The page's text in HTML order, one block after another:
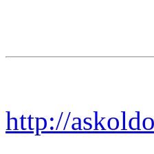
http://